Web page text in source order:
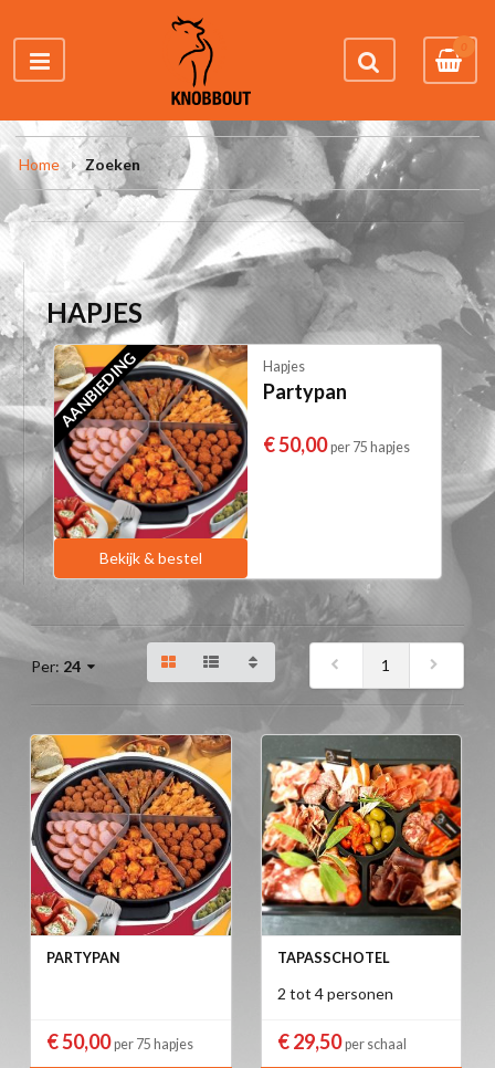
0
Home Zoeken
HAPJES
AANBIEDING
Bekijk & bestel
Hapjes
Partypan
€ 50,00per 75 hapjes
Per: 24 1
PARTYPAN
€ 50,00per 75 hapjes
TAPASSCHOTEL
2 tot 4 personen
€ 29,50per schaal